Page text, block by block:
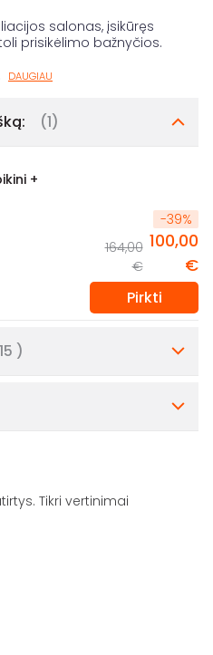
salonas, įsikūręs
prisikėlimo bažnyčios.
DAUGIAU
(1)
+
-39%
164,00
€
100,00
€
Pirkti
)
Tikri vertinimai